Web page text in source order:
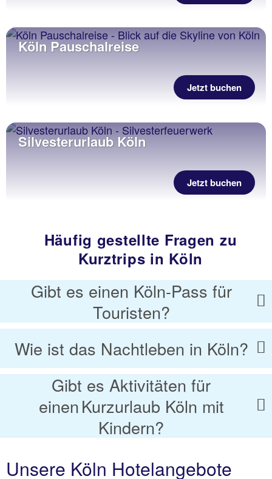
Köln Pauschalreise
Jetzt buchen
Silvesterurlaub Köln
Jetzt buchen
Häufig gestellte Fragen zu
Kurztrips in Köln
Gibt es einen Köln-Pass für
Touristen?
Wie ist das Nachtleben in Köln?
Gibt es Aktivitäten für
einen Kurzurlaub Köln mit
Kindern?
Unsere Köln Hotelangebote